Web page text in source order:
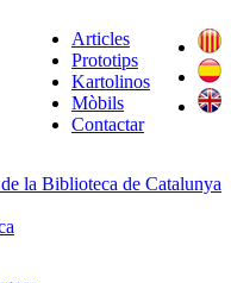
Articles
Prototips
Kartolinos
Mòbils
Contactar
la Biblioteca de Catalunya